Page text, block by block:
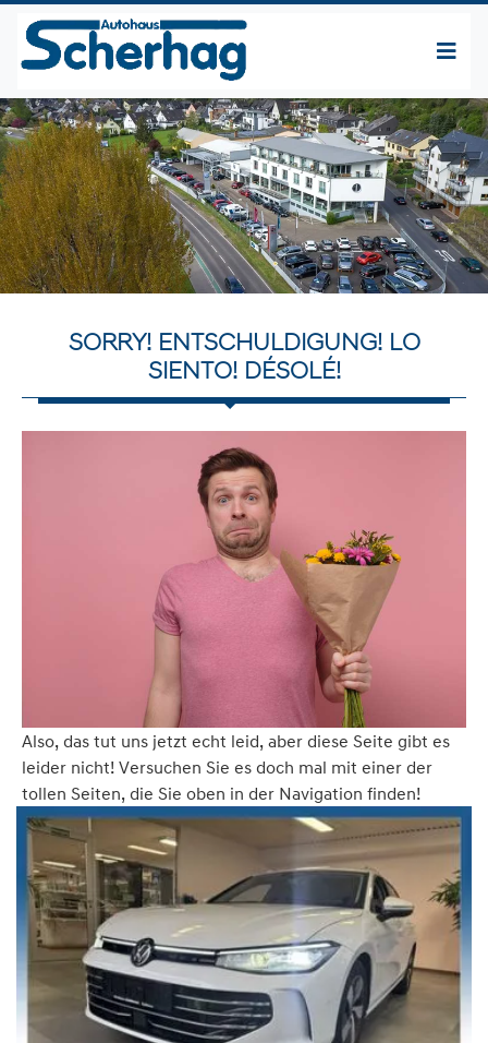
SORRY! ENTSCHULDIGUNG! LO
SIENTO! DÉSOLÉ!
Also, das tut uns jetzt echt leid, aber diese Seite gibt es
leider nicht! Versuchen Sie es doch mal mit einer der
tollen Seiten, die Sie oben in der Navigation finden!